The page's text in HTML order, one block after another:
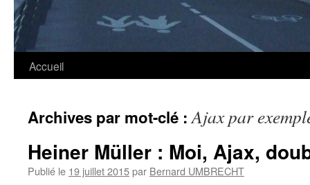
Accueil
Archives par mot-clé :Ajax par
Heiner Müller : Moi, Ajax,
Publié le 19 juillet 2015par Bernard UMBRECHT